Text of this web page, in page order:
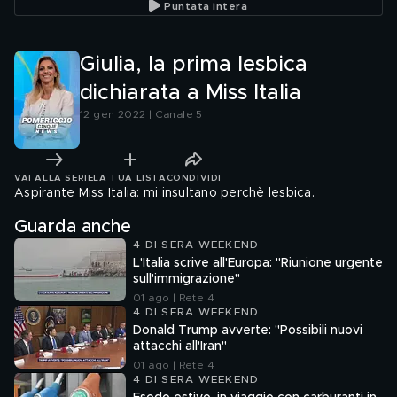
Puntata intera
Giulia, la prima lesbica
dichiarata a Miss Italia
12 gen 2022 | Canale 5
VAI ALLA SERIE LA TUA LISTA CONDIVIDI
Aspirante Miss Italia: mi insultano perchè lesbica.
Guarda anche
4 DI SERA WEEKEND
L'Italia scrive all'Europa: "Riunione urgente
sull'immigrazione"
01 ago | Rete 4
4 DI SERA WEEKEND
Donald Trump avverte: "Possibili nuovi
attacchi all'Iran"
01 ago | Rete 4
4 DI SERA WEEKEND